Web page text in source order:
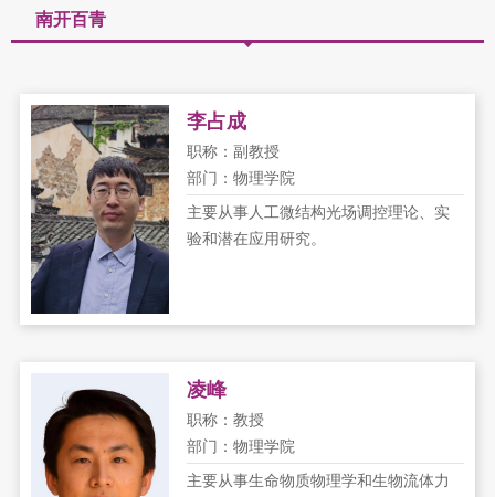
南开百青
李占成
职称：副教授
部门：物理学院
主要从事人工微结构光场调控理论、实
验和潜在应用研究。
凌峰
职称：教授
部门：物理学院
主要从事生命物质物理学和生物流体力